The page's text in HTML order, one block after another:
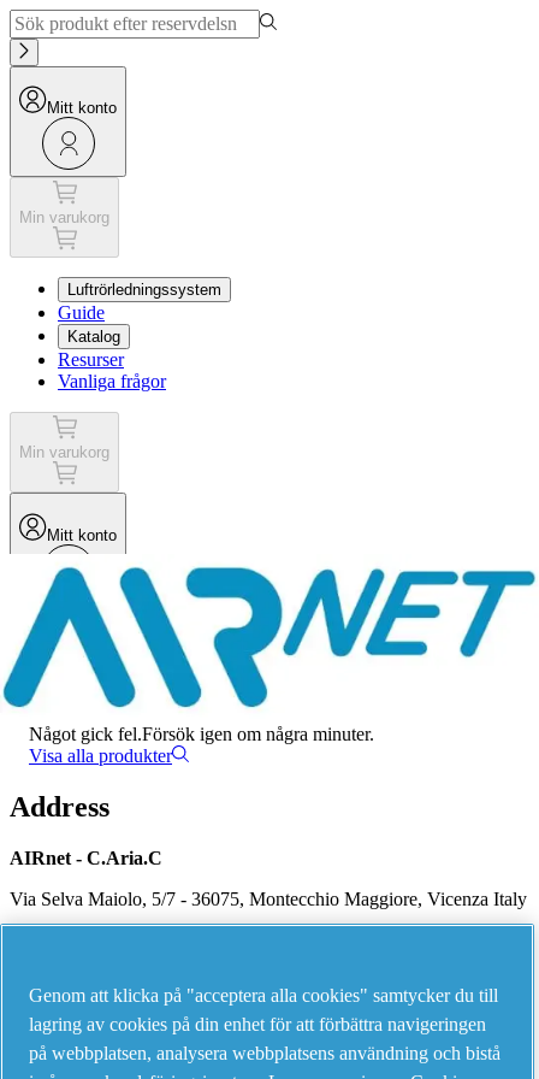
Mitt konto
Min varukorg
Luftrörledningssystem
Guide
Katalog
Resurser
Vanliga frågor
Min varukorg
Mitt konto
Meny
Det har uppstått ett fel
Något gick fel.Försök igen om några minuter.
Visa alla produkter
Address
AIRnet - C.Aria.C
Via Selva Maiolo, 5/7 - 36075, Montecchio Maggiore, Vicenza Italy
Piping Systems - click to see details
Genom att klicka på "acceptera alla cookies" samtycker du till
lagring av cookies på din enhet för att förbättra navigeringen
på webbplatsen, analysera webbplatsens användning och bistå